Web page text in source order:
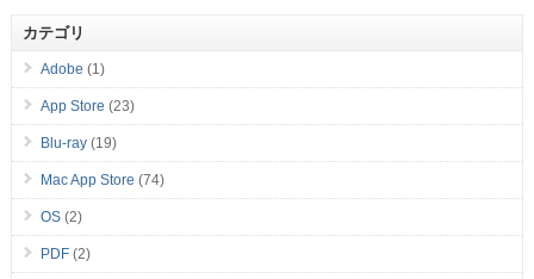
カテゴリ
Adobe (1)
App Store (23)
Blu-ray(19)
Mac App Store (74)
OS(2)
PDF(2)